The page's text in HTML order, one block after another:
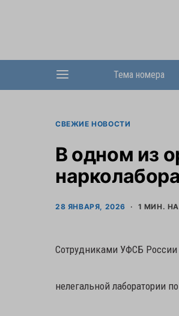
Тема номера
СВЕЖИЕ НОВОСТИ
В одном из
28 ЯНВАРЯ, 2026 1 МИН.
Сотрудниками УФСБ России
нелегальной лаборатории